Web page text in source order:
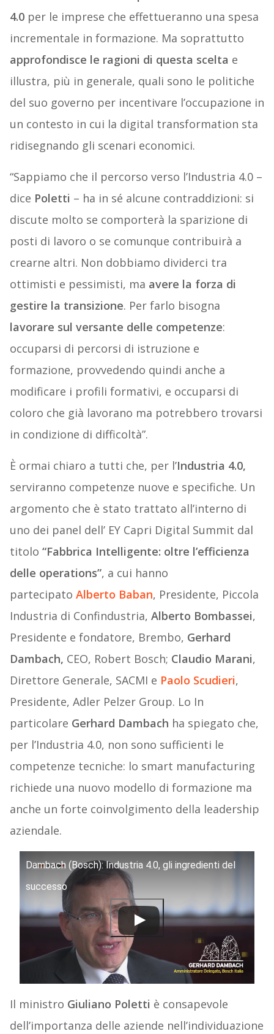
4.0per le imprese che effettueranno una spesa
incrementale in formazione. Ma soprattutto
approfondisce le ragioni di questa scelta e
illustra, più in generale, quali sono le politiche
del suo governo per incentivare l’occupazione in
un contesto in cui la digital transformation sta
ridisegnando gli scenari economici.
“Sappiamo che il percorso verso l’Industria 4.0 –
dice Poletti – ha in sé alcune contraddizioni: si
discute molto se comporterà la sparizione di
posti di lavoro o se comunque contribuirà a
crearne altri. Non dobbiamo dividerci tra
ottimisti e pessimisti, ma avere la forza di
gestire la transizione. Per farlo bisogna
lavorare sul versante delle competenze:
occuparsi di percorsi di istruzione e
formazione, provvedendo quindi anche a
modificare i profili formativi, e occuparsi di
coloro che già lavorano ma potrebbero trovarsi
in condizione di difficoltà”.
È ormai chiaro a tutti che, per l’Industria 4.0,
serviranno competenze nuove e specifiche. Un
argomento che è stato trattato all’interno di
uno dei panel dell’ EY Capri Digital Summit dal
titolo “Fabbrica Intelligente: oltre l’efficienza
delle operations”, a cui hanno
partecipato Alberto Baban, Presidente, Piccola
Industria di Confindustria, Alberto Bombassei,
Presidente e fondatore, Brembo, Gerhard
Dambach, CEO, Robert Bosch; Claudio Marani,
Direttore Generale, SACMI e Paolo Scudieri,
Presidente, Adler Pelzer Group. Lo In
particolare Gerhard Dambach ha spiegato che,
per l’Industria 4.0, non sono sufficienti le
competenze tecniche: lo smart manufacturing
richiede una nuovo modello di formazione ma
anche un forte coinvolgimento della leadership
aziendale.
Dambach (Bosch): Industria 4.0, gli ingredienti del
successo
Il ministro Giuliano Poletti è consapevole
dell’importanza delle aziende nell’individuazione